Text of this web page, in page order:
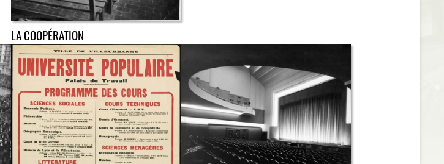
LA COOPÉRATION